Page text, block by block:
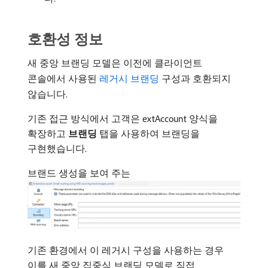
호환성 정보
새 중앙 브랜딩 모델은 이전에 클라이언트
콘솔에서 사용된 레거시 브랜딩 구성과 호환되지
않습니다.
기존 접근 방식에서 고객은 extAccount 양식을
확장하고 브랜딩 탭을 사용하여 브랜딩을
구현했습니다.
브랜드 생성을 보여 주는
기존 환경에서 이 레거시 구성을 사용하는 경우
이를 새 중앙 집중식 브랜딩 모델로 직접